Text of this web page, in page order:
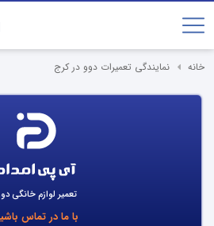
خانه نمایندگی تعمیرات دوو در کرج
تعمیر لوازم خانگی
با ما در تماس